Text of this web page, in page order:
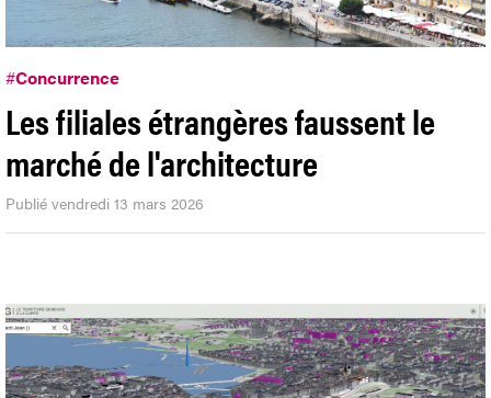
#Concurrence
Les filiales étrangères faussent le
marché de l'architecture
Publié vendredi 13 mars 2026